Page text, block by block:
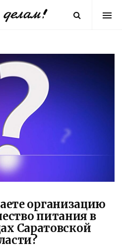
организацию
питания в
Саратовской